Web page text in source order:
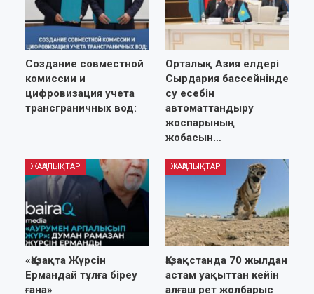
Создание совместной
комиссии и
цифровизация учета
трансграничных вод:
Орталық Азия елдері
Сырдария бассейнінде
су есебін
автоматтандыру
жоспарының
жобасын…
ЖАҢАЛЫҚТАР
«Қазақта Жүрсін
Ермандай тұлға біреу
ғана»
ЖАҢАЛЫҚТАР
Қазақстанда 70 жылдан
астам уақыттан кейін
алғаш рет жолбарыс